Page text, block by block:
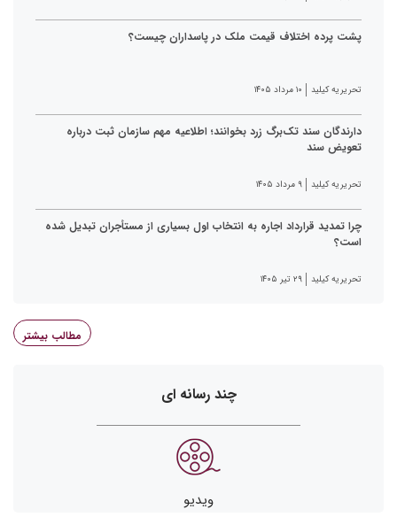
پشت پرده اختلاف قیمت ملک در پاسداران چیست؟
تحریریه کیلید ۱۰ مرداد ۱۴۰۵
دارندگان سند تک‌برگ زرد بخوانند؛ اطلاعیه مهم سازمان ثبت درباره
تعویض سند
تحریریه کیلید ۹ مرداد ۱۴۰۵
چرا تمدید قرارداد اجاره به انتخاب اول بسیاری از مستأجران تبدیل شده
است؟
تحریریه کیلید ۲۹ تیر ۱۴۰۵
مطالب بیشتر
چند رسانه ای
ویدیو